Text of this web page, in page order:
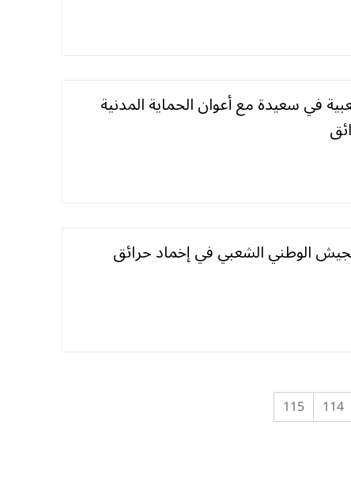
في سعيدة مع أعوان الحماية المدنية
الوطني الشعبي في إخماد حرائق
114
115